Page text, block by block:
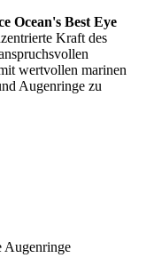
Ocean's Best Eye
Kraft des
wertvollen marinen
Augenringe zu
Augenringe